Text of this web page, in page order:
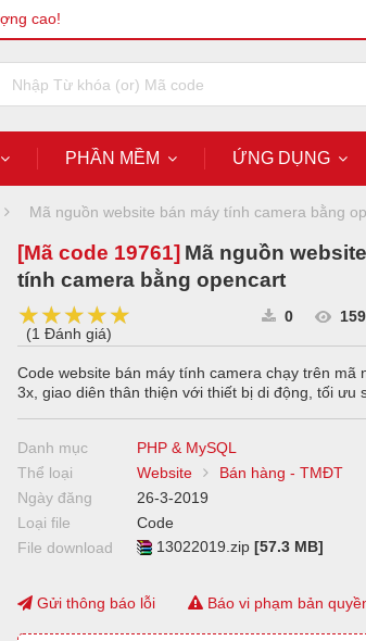
cao!
PHẦN MỀM ỨNG DỤNG
Mã nguồn website bán máy tính camera bằng
[Mã code 19761] Mã nguồn
tính camera bằng opencart
★★★★★
★★★★★
★★★★★
(1 Đánh giá)
0
Code website bán máy tính camera chạy trên mã
3x, giao diên thân thiện với thiết bị di động, tối ưu
Danh mục
PHP & MySQL
Thể loại
Website
Bán hàng - TMĐT
Ngày đăng
26-3-2019
Loại file
Code
File download
13022019.zip [57.3 MB]
Gửi thông báo lỗi Báo vi phạm bản